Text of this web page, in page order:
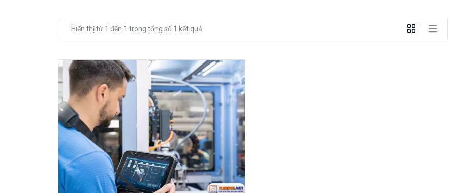
Hiển thị từ 1 đến 1 trong tổng số 1 kết quả